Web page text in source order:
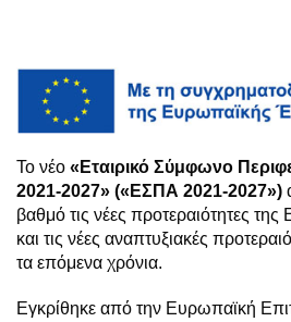
Το νέο «Εταιρικό Σύμφωνο
2021-2027» («ΕΣΠΑ 2021-2027»)
βαθμό τις νέες προτεραιότητες
και τις νέες αναπτυξιακές
τα επόμενα χρόνια.
Εγκρίθηκε από την Ευρωπαϊκή